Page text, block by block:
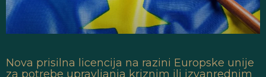
Nova prisilna licencija na razini Europske unije
za potrebe upravljanja kriznim ili izvanrednim